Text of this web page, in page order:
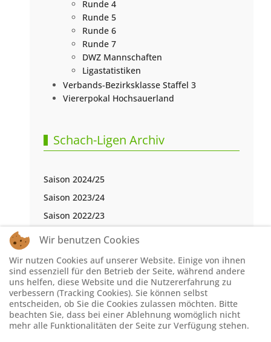
Runde 4
Runde 5
Runde 6
Runde 7
DWZ Mannschaften
Ligastatistiken
Verbands-Bezirksklasse Staffel 3
Viererpokal Hochsauerland
Schach-Ligen Archiv
Saison 2024/25
Saison 2023/24
Saison 2022/23
Saison 2021/22
Saison 2019/20
Saison 2018/19
Saison 2017/18
Saison 2016/17
Wir benutzen Cookies
Wir nutzen Cookies auf unserer Website. Einige von ihnen
sind essenziell für den Betrieb der Seite, während andere
uns helfen, diese Website und die Nutzererfahrung zu
verbessern (Tracking Cookies). Sie können selbst
entscheiden, ob Sie die Cookies zulassen möchten. Bitte
beachten Sie, dass bei einer Ablehnung womöglich nicht
mehr alle Funktionalitäten der Seite zur Verfügung stehen.